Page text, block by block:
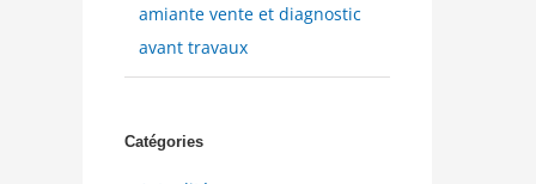
amiante vente et diagnostic
avant travaux
Catégories